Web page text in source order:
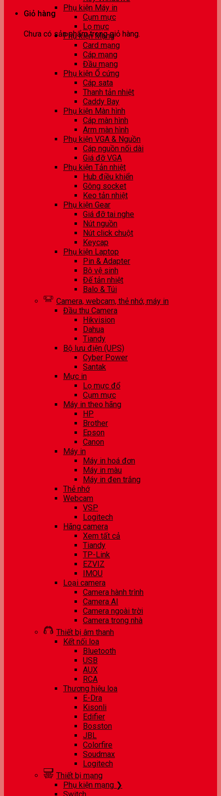
Giỏ hàng
Chưa có sản phẩm trong giỏ hàng.
Phụ kiện Máy in
Cụm mực
Lọ mực
Phụ kiện Mạng
Card mạng
Cáp mạng
Đầu mạng
Phụ kiện Ổ cứng
Cáp sata
Thanh tản nhiệt
Caddy Bay
Phụ kiện Màn hình
Cáp màn hình
Arm màn hình
Phụ kiện VGA & Nguồn
Cáp nguồn nối dài
Giá đỡ VGA
Phụ kiện Tản nhiệt
Hub điều khiển
Gông socket
Keo tản nhiệt
Phụ kiện Gear
Giá đỡ tai nghe
Nút nguồn
Nút click chuột
Keycap
Phụ kiện Laptop
Pin & Adapter
Bộ vệ sinh
Đế tản nhiệt
Balo & Túi
Camera, webcam, thẻ nhớ, máy in
Đầu thu Camera
Hikvision
Dahua
Tiandy
Bộ lưu điện (UPS)
Cyber Power
Santak
Mực in
Lọ mực đổ
Cụm mực
Máy in theo hãng
HP
Brother
Epson
Canon
Máy in
Máy in hoá đơn
Máy in màu
Máy in đen trắng
Thẻ nhớ
Webcam
VSP
Logitech
Hãng camera
Xem tất cả
Tiandy
TP-Link
EZVIZ
IMOU
Loại camera
Camera hành trình
Camera AI
Camera ngoài trời
Camera trong nhà
Thiết bị âm thanh
Kết nối loa
Bluetooth
USB
AUX
RCA
Thương hiệu loa
E-Dra
Kisonli
Edifier
Bosston
JBL
Colorfire
Soudmax
Logitech
Thiết bị mạng
Phụ kiện mạng ❯